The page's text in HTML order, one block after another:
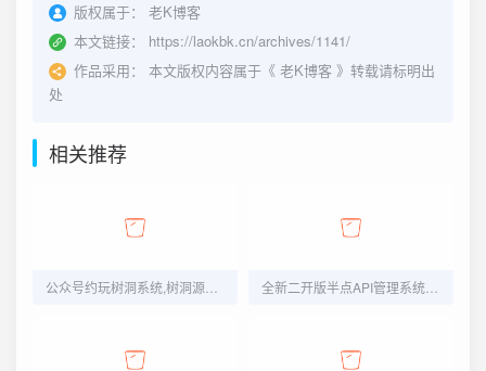
版权属于：
老K博客
本文链接：
https://laokbk.cn/archives/1141/
作品采用：
本文版权内容属于《 老K博客 》转载请标明出
处
相关推荐
公众号约玩树洞系统,树洞源码,陪聊源码,公众号源码 全新二开版半点API管理系统源码 API计费 全开源 亲测可用